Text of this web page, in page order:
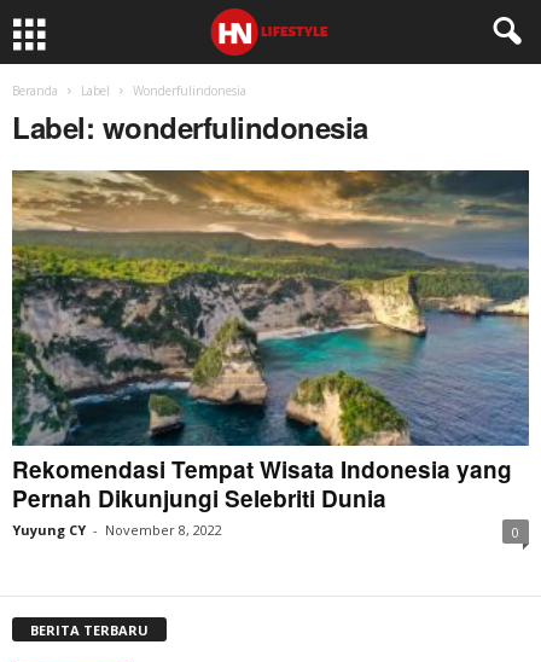
Beranda Label Wonderfulindonesia
Label: wonderfulindonesia
Rekomendasi Tempat Wisata Indonesia yang
Pernah Dikunjungi Selebriti Dunia
Yuyung CY - November 8, 2022 0
BERITA TERBARU